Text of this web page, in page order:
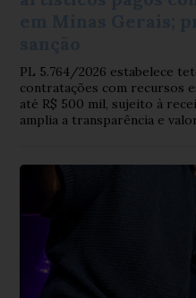
PL 5.764/2026 estabelece
contratações com recursos
até R$ 500 mil, sujeito à
amplia a transparência e